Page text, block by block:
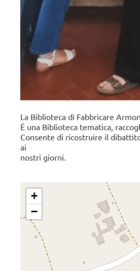
La Biblioteca di Fabbricare
È una Biblioteca tematica,
Consente di ricostruire il
ai
nostri giorni.
+
−